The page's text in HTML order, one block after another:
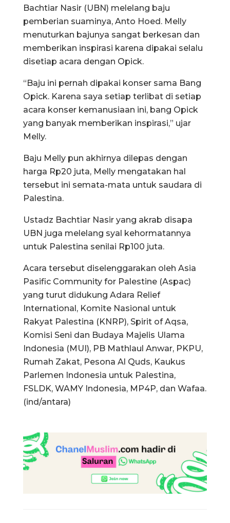
Bachtiar Nasir (UBN) melelang baju
pemberian suaminya, Anto Hoed. Melly
menuturkan bajunya sangat berkesan dan
memberikan inspirasi karena dipakai selalu
disetiap acara dengan Opick.
“Baju ini pernah dipakai konser sama Bang
Opick. Karena saya setiap terlibat di setiap
acara konser kemanusiaan ini, bang Opick
yang banyak memberikan inspirasi,” ujar
Melly.
Baju Melly pun akhirnya dilepas dengan
harga Rp20 juta, Melly mengatakan hal
tersebut ini semata-mata untuk saudara di
Palestina.
Ustadz Bachtiar Nasir yang akrab disapa
UBN juga melelang syal kehormatannya
untuk Palestina senilai Rp100 juta.
Acara tersebut diselenggarakan oleh Asia
Pasific Community for Palestine (Aspac)
yang turut didukung Adara Relief
International, Komite Nasional untuk
Rakyat Palestina (KNRP), Spirit of Aqsa,
Komisi Seni dan Budaya Majelis Ulama
Indonesia (MUI), PB Mathlaul Anwar, PKPU,
Rumah Zakat, Pesona Al Quds, Kaukus
Parlemen Indonesia untuk Palestina,
FSLDK, WAMY Indonesia, MP4P, dan Wafaa.
(ind/antara)